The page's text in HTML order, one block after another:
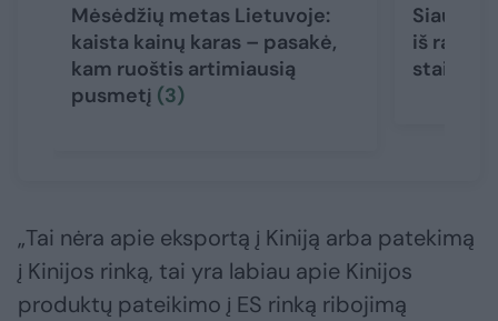
Mėsėdžių metas Lietuvoje:
kaista kainų karas – pasakė,
kam ruoštis artimiausią
pusmetį (3)
iš
staiga
„Tai nėra apie eksportą į Kiniją arba patekimą
į Kinijos rinką, tai yra labiau apie Kinijos
produktų pateikimo į ES rinką ribojimą